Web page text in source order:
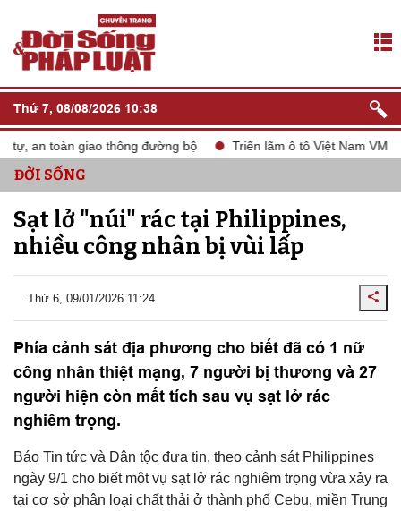
Thứ 7, 08/08/2026 10:38
an toàn giao thông đường bộ Triển lãm ô tô Việt Nam VMS
ĐỜI SỐNG
Sạt lở "núi" rác tại Philippines,
nhiều công nhân bị vùi lấp
Thứ 6, 09/01/2026 11:24
Phía cảnh sát địa phương cho biết đã có 1 nữ
công nhân thiệt mạng, 7 người bị thương và 27
người hiện còn mất tích sau vụ sạt lở rác
nghiêm trọng.
Báo Tin tức và Dân tộc đưa tin, theo cảnh sát Philippines
ngày 9/1 cho biết một vụ sạt lở rác nghiêm trọng vừa xảy ra
tại cơ sở phân loại chất thải ở thành phố Cebu, miền Trung